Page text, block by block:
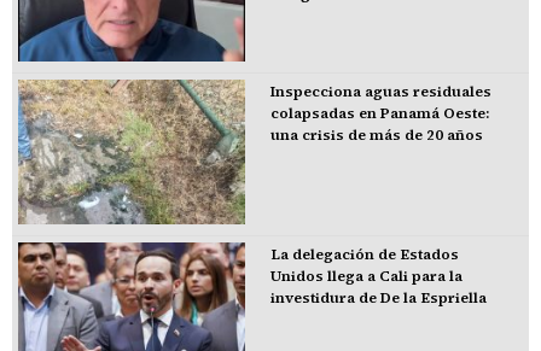
Inspecciona aguas residuales
colapsadas en Panamá Oeste:
una crisis de más de 20 años
La delegación de Estados
Unidos llega a Cali para la
investidura de De la Espriella